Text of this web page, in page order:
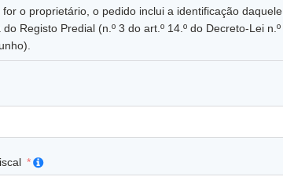
o proprietário, o pedido inclui a identificação
Registo Predial (n.º 3 do art.º 14.º do Decreto-Lei